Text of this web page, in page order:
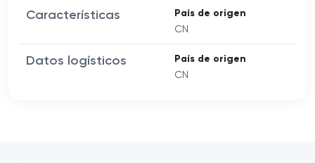
Características País de origen
CN
Datos logísticos País de origen
CN